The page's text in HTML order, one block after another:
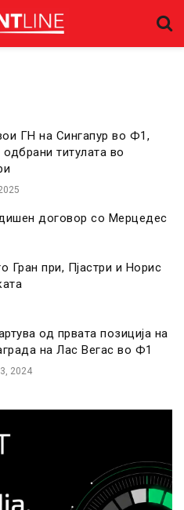
ГН на Сингапур во Ф1,
одбрани титулата во
договор со Мерцедес
Гран при, Пјастри и Норис
од првата позиција на
на Лас Вегас во Ф1
2024